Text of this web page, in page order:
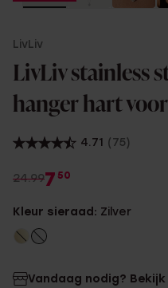
LivLiv
LivLiv stainless
hanger hart
4.71 (75)
24.997 50
Kleur sieraad: Zilver
Vandaag nodig?